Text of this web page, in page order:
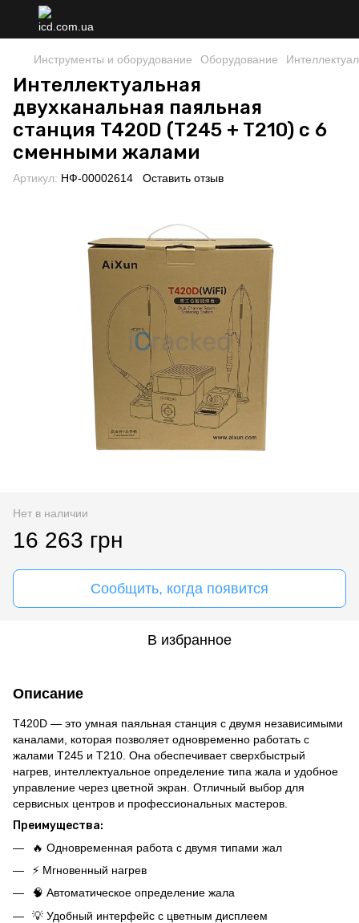
Инструменты и оборудование Оборудование
Интеллектуальная
двухканальная паяльная
станция T420D (T245 + T210) с 6
сменными жалами
Артикул: НФ-00002614 Оставить отзыв
Нет в наличии
16 263 грн
Сообщить, когда появится
В избранное
Описание
T420D — это умная паяльная станция с двумя независимыми
каналами, которая позволяет одновременно работать с
жалами T245 и T210. Она обеспечивает сверхбыстрый
нагрев, интеллектуальное определение типа жала и удобное
управление через цветной экран. Отличный выбор для
сервисных центров и профессиональных мастеров.
Преимущества:
🔥 Одновременная работа с двумя типами жал
⚡ Мгновенный нагрев
🧠 Автоматическое определение жала
💡 Удобный интерфейс с цветным дисплеем